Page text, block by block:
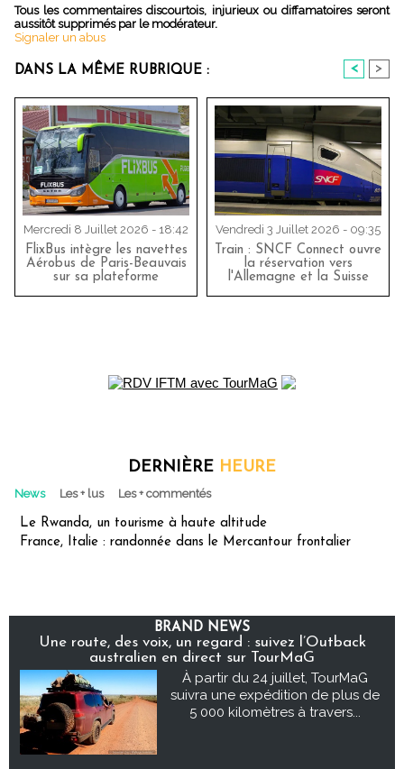
Tous les commentaires discourtois, injurieux ou diffamatoires seront
aussitôt supprimés par le modérateur.
Signaler un abus
DANS LA MÊME RUBRIQUE : < >
Mercredi 8 Juillet 2026 - 18:42
FlixBus intègre les navettes
Aérobus de Paris-Beauvais
sur sa plateforme
Vendredi 3 Juillet 2026 - 09:35
Train : SNCF Connect ouvre
la réservation vers
l'Allemagne et la Suisse
DERNIÈRE HEURE
News Les + lus Les + commentés
Le Rwanda, un tourisme à haute altitude
France, Italie : randonnée dans le Mercantour frontalier
BRAND NEWS
Une route, des voix, un regard : suivez l’Outback
australien en direct sur TourMaG
À partir du 24 juillet, TourMaG
suivra une expédition de plus de
5 000 kilomètres à travers...